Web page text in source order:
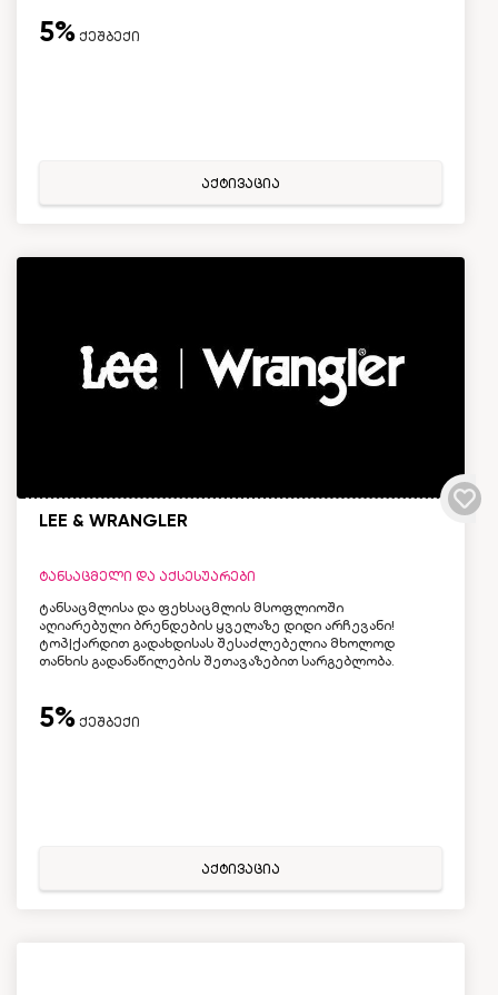
5% ქეშბექი
აქტივაცია
LEE & WRANGLER
ტანსაცმელი და აქსესუარები
ტანსაცმლისა და ფეხსაცმლის მსოფლიოში
აღიარებული ბრენდების ყველაზე დიდი არჩევანი!
ტოპ|ქარდით გადახდისას შესაძლებელია მხოლოდ
თანხის გადანაწილების შეთავაზებით სარგებლობა.
5% ქეშბექი
აქტივაცია